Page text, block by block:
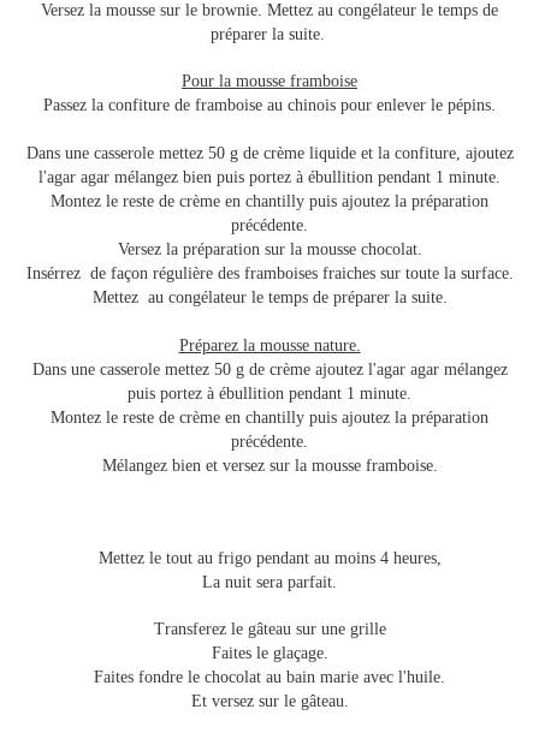
Versez la mousse sur le brownie. Mettez au congélateur le temps de
préparer la suite.
Pour la mousse framboise
Passez la confiture de framboise au chinois pour enlever le pépins.
Dans une casserole mettez 50 g de crème liquide et la confiture, ajoutez
l'agar agar mélangez bien puis portez à ébullition pendant 1 minute.
Montez le reste de crème en chantilly puis ajoutez la préparation
précédente.
Versez la préparation sur la mousse chocolat.
Insérrez de façon régulière des framboises fraiches sur toute la surface.
Mettez au congélateur le temps de préparer la suite.
Préparez la mousse nature.
Dans une casserole mettez 50 g de crème ajoutez l'agar agar mélangez
puis portez à ébullition pendant 1 minute.
Montez le reste de crème en chantilly puis ajoutez la préparation
précédente.
Mélangez bien et versez sur la mousse framboise.
Mettez le tout au frigo pendant au moins 4 heures,
La nuit sera parfait.
Transferez le gâteau sur une grille
Faites le glaçage.
Faites fondre le chocolat au bain marie avec l'huile.
Et versez sur le gâteau.